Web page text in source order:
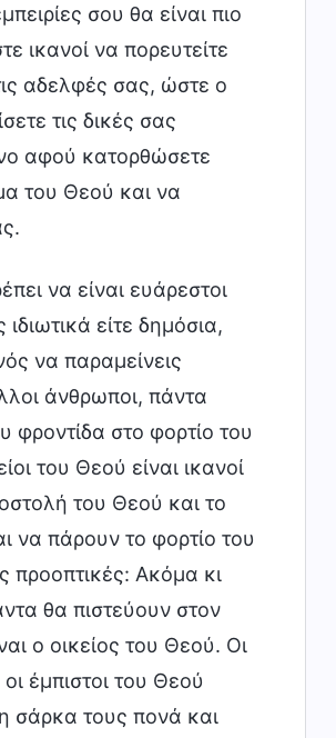
σου θα είναι πιο
ικανοί να πορευτείτε
αδελφές σας, ώστε ο
τις δικές σας
αφού κατορθώσετε
του Θεού και να
να είναι ευάρεστοι
είτε δημόσια,
να παραμείνεις
άνθρωποι, πάντα
φροντίδα στο φορτίο του
του Θεού είναι ικανοί
του Θεού και το
να πάρουν το φορτίο του
προοπτικές: Ακόμα κι
θα πιστεύουν στον
ο οικείος του Θεού. Οι
έμπιστοι του Θεού
σάρκα τους πονά και